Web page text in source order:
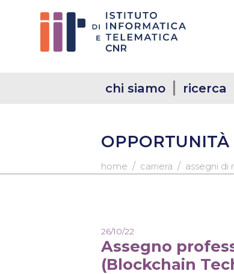
chi siamo ricerca
OPPORTUNITÀ
home / carriera / assegni di
26/10/22
Assegno
(Blockchain